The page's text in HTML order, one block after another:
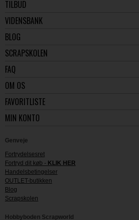
TILBUD
VIDENSBANK
BLOG
SCRAPSKOLEN
FAQ
OM OS
FAVORITLISTE
MIN KONTO
Genveje
Fortrydelsesret
Fortryd dit køb - KLIK HER
Handelsbetingelser
OUTLET-butikken
Blog
Scrapskolen
Hobbyboden Scrapworld